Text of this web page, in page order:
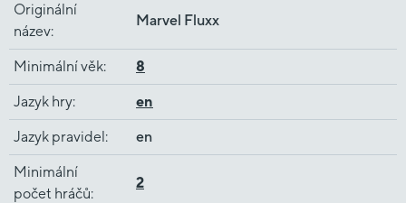
Originální
název:
Marvel Fluxx
Minimální věk: 8
Jazyk hry: en
Jazyk pravidel: en
Minimální
počet hráčů:
2